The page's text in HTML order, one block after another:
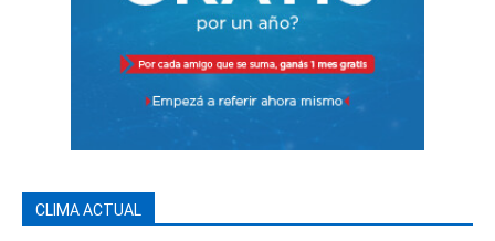
CLIMA ACTUAL